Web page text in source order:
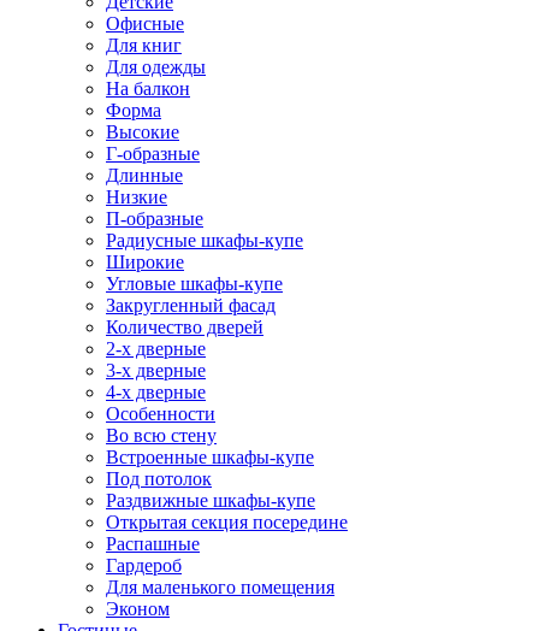
Офисные
Для книг
Для одежды
На балкон
Форма
Высокие
Г-образные
Длинные
Низкие
П-образные
Радиусные шкафы-купе
Широкие
Угловые шкафы-купе
Закругленный фасад
Количество дверей
2-х дверные
3-х дверные
4-х дверные
Особенности
Во всю стену
Встроенные шкафы-купе
Под потолок
Раздвижные шкафы-купе
Открытая секция посередине
Распашные
Гардероб
Для маленького помещения
Эконом